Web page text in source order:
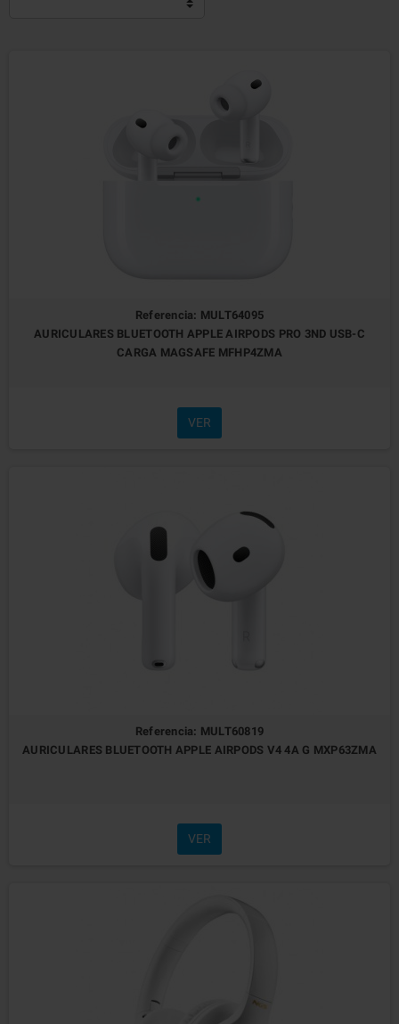
Referencia: MULT64095
AURICULARES BLUETOOTH APPLE AIRPODS PRO 3ND USB-C
CARGA MAGSAFE MFHP4ZMA
VER
Referencia: MULT60819
AURICULARES BLUETOOTH APPLE AIRPODS V4 4A G MXP63ZMA
VER